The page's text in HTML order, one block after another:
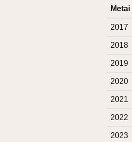
Metai
2017
2018
2019
2020
2021
2022
2023